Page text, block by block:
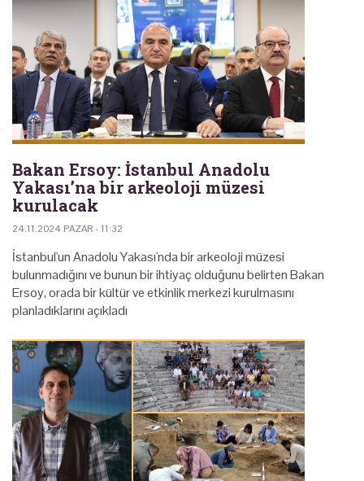
Bakan Ersoy: İstanbul Anadolu
Yakası’na bir arkeoloji müzesi
kurulacak
24.11.2024 PAZAR - 11:32
İstanbul'un Anadolu Yakası'nda bir arkeoloji müzesi
bulunmadığını ve bunun bir ihtiyaç olduğunu belirten Bakan
Ersoy, orada bir kültür ve etkinlik merkezi kurulmasını
planladıklarını açıkladı